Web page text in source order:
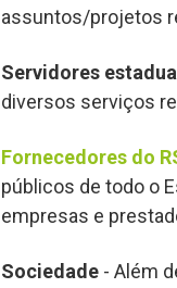
assuntos/projetos
Servidores
diversos serviços
Fornecedores do
públicos de todo o
empresas e
Sociedade - Além